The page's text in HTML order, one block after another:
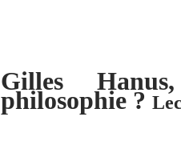
Gilles
philosophie ?